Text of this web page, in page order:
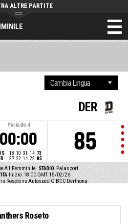
ALTRE PARTITE
Periodo 4
00:00
18 10 31 14 73
27 22 14 22 85
DER
85
A1 Femminile STADIO Palasport
Inizio: 18:00 GMT 15/02/26
Roseto vs Autosped G BCC Derthona
Roseto